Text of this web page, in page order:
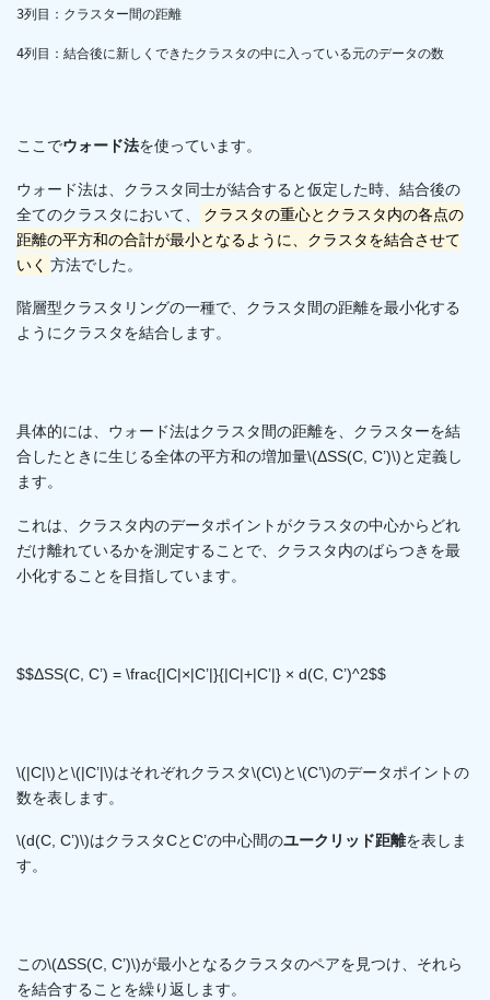
3列目：クラスター間の距離
4列目：結合後に新しくできたクラスタの中に入っている元のデータの数
ここでウォード法を使っています。
ウォード法は、クラスタ同士が結合すると仮定した時、結合後の
全てのクラスタにおいて、
クラスタの重心とクラスタ内の各点の
距離の平方和の合計が最小となるように、クラスタを結合させて
いく 方法でした。
階層型クラスタリングの一種で、クラスタ間の距離を最小化する
ようにクラスタを結合します。
具体的には、ウォード法はクラスタ間の距離を、クラスターを結
合したときに生じる全体の平方和の増加量\(ΔSS(C, C’)\)と定義し
ます。
これは、クラスタ内のデータポイントがクラスタの中心からどれ
だけ離れているかを測定することで、クラスタ内のばらつきを最
小化することを目指しています。
$$ΔSS(C, C’) = \frac{|C|×|C’|}{|C|+|C’|} × d(C, C’)^2$$
\(|C|\)と\(|C’|\)はそれぞれクラスタ\(C\)と\(C’\)のデータポイントの
数を表します。
\(d(C, C’)\)はクラスタCとC’の中心間のユークリッド距離を表しま
す。
この\(ΔSS(C, C’)\)が最小となるクラスタのペアを見つけ、それら
を結合することを繰り返します。